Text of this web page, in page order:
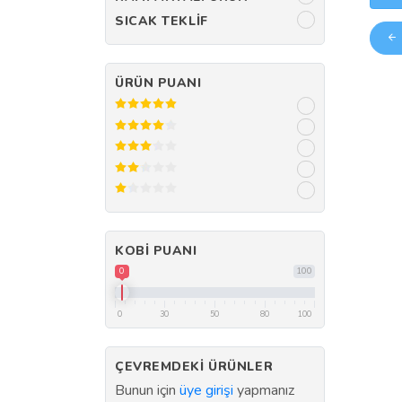
SICAK TEKLIF
ÜRÜN PUANI
KOBI PUANI
100
0
0 30 50 80 100
ÇEVREMDEKI ÜRÜNLER
Bunun için üye girişi yapmanız